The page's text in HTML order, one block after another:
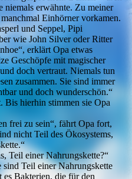
niemals erwähnte. Zu meiner
Einhörner vorkamen.
und Seppel, Pipi
wie John Silver oder Ritter
erklärt Opa etwas
Geschöpfe mit magischer
doch vertraut. Niemals tun
zusammen. Sie sind immer
und doch wunderschön.“
Bis hierhin stimmen sie Opa
frei zu sein“, fährt Opa fort,
nicht Teil des Ökosystems,
Teil einer Nahrungskette?“
sind Teil einer Nahrungskette
Bakterien, die für den